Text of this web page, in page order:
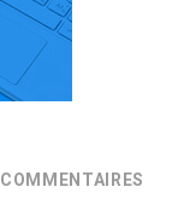
COMMENTAIRES